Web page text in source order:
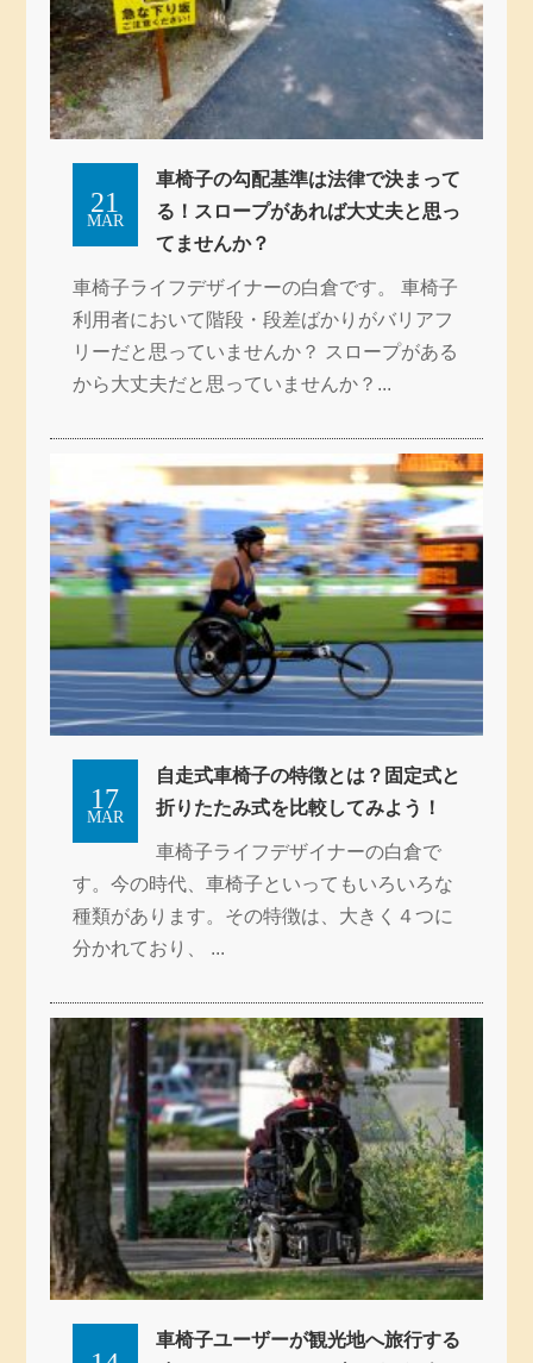
MAR
21
車椅子の勾配基準は法律で決まって
る！スロープがあれば大丈夫と思っ
てませんか？
車椅子ライフデザイナーの白倉です。 車椅子
利用者において階段・段差ばかりがバリアフ
リーだと思っていませんか？ スロープがある
から大丈夫だと思っていませんか？...
MAR
17
自走式車椅子の特徴とは？固定式と
折りたたみ式を比較してみよう！
車椅子ライフデザイナーの白倉で
す。今の時代、車椅子といってもいろいろな
種類があります。その特徴は、大きく４つに
分かれており、 ...
車椅子ユーザーが観光地へ旅行する